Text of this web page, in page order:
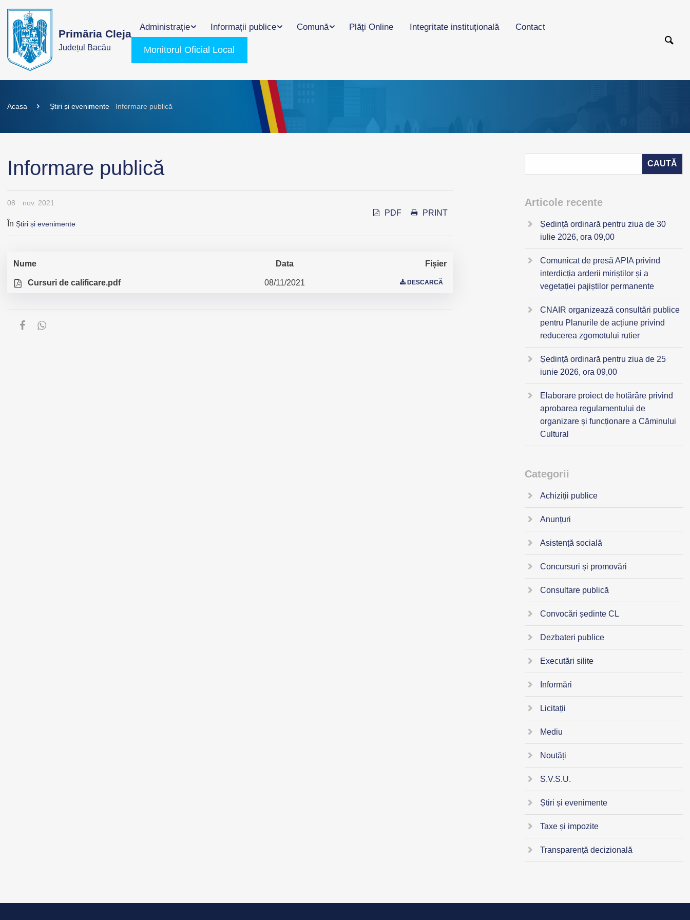
Primăria Cleja
Județul Bacău
Administrație Informații publice Comună Plăți Online Integritate instituțională Contact
Monitorul Oficial Local
Acasa Știri și evenimente Informare publică
Informare publică
08 nov. 2021
În Știri și evenimente
PDF PRINT
Nume Data Fișier
Cursuri de calificare.pdf 08/11/2021 DESCARCĂ
Articole recente
Ședință ordinară pentru ziua de 30
iulie 2026, ora 09,00
Comunicat de presă APIA privind
interdicția arderii miriștilor și a
vegetației pajiștilor permanente
CNAIR organizează consultări publice
pentru Planurile de acțiune privind
reducerea zgomotului rutier
Ședință ordinară pentru ziua de 25
iunie 2026, ora 09,00
Elaborare proiect de hotărâre privind
aprobarea regulamentului de
organizare și funcționare a Căminului
Cultural
Categorii
Achiziții publice
Anunțuri
Asistență socială
Concursuri și promovări
Consultare publică
Convocări ședinte CL
Dezbateri publice
Executări silite
Informări
Licitații
Mediu
Noutăți
S.V.S.U.
Știri și evenimente
Taxe și impozite
Transparență decizională